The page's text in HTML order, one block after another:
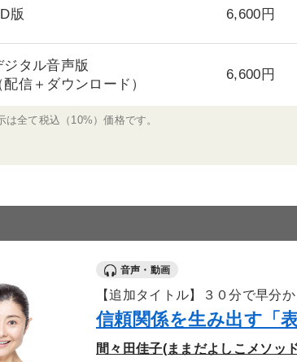
版 6,600円
ジタル音声版
配信＋ダウンロード）
6,600円
は全て税込（10%）価格です。
音声・動画
【追加タイトル】３０分で早分
信頼関係を生み出す「
間々田佳子(ままだよしこメソ